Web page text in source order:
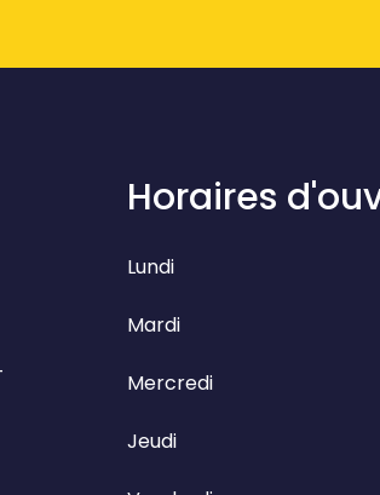
Horaires
Lundi
Mardi
Mercredi
Jeudi